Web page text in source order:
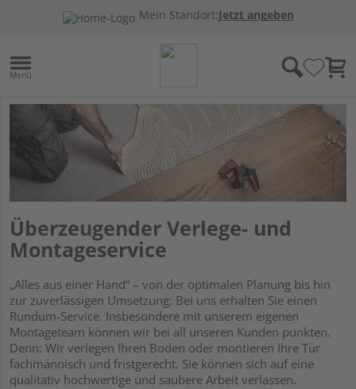
Mein Standort:Jetzt angeben
Überzeugender Verlege- und
Montageservice
„Alles aus einer Hand“ – von der optimalen Planung bis hin
zur zuverlässigen Umsetzung: Bei uns erhalten Sie einen
Rundum-Service. Insbesondere mit unserem eigenen
Montageteam können wir bei all unseren Kunden punkten.
Denn: Wir verlegen Ihren Boden oder montieren Ihre Tür
fachmännisch und fristgerecht. Sie können sich auf eine
qualitativ hochwertige und saubere Arbeit verlassen.